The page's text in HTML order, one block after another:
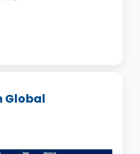
Global